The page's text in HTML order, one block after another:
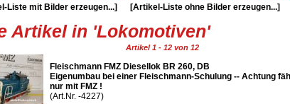
Liste mit Bilder erzeugen...] [Artikel-Liste ohne Bilder erzeugen...]
Artikel in 'Lokomotiven'
Artikel 1 - 12 von 12
Fleischmann FMZ Diesellok BR 260, DB
Eigenumbau bei einer Fleischmann-Schulung -- Achtung
nur mit FMZ !
(Art.Nr. -4227)